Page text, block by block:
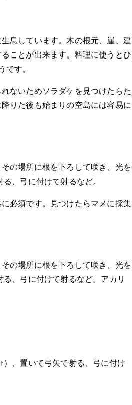
息しています。木の根元、崖、建
ことが出来ます。料理に使うとひ
です。
ないためソラダケを見つけたらた
りた後も始まりの空島には容易に
の場所に根を下ろして咲き、光を
、弓に付けて射るなど。
必須です。見つけたらマメに採集
の場所に根を下ろして咲き、光を
、弓に付けて射るなど。アカリ
、置いて弓矢で射る、弓に付け